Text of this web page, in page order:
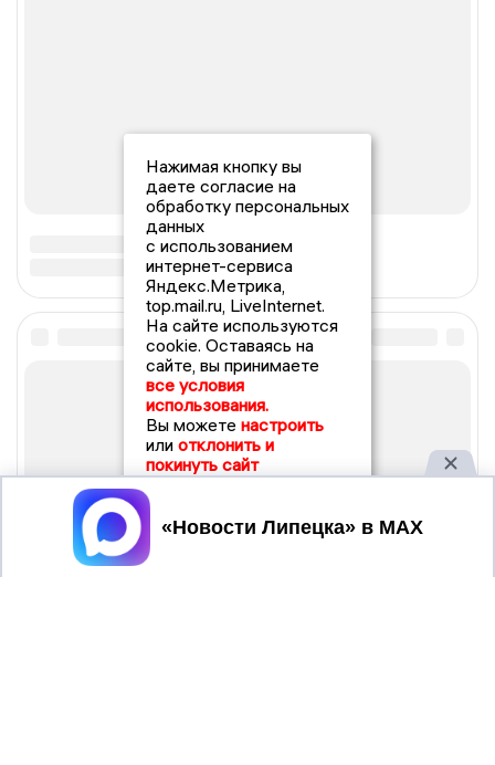
Нажимая кнопку вы
даете согласие на
обработку персональных
данных
с использованием
интернет-сервиса
Яндекс.Метрика,
top.mail.ru, LiveInternet.
На сайте используются
cookie. Оставаясь на
сайте, вы принимаете
все условия
использования.
Вы можете настроить
или отклонить и
покинуть сайт
Принять